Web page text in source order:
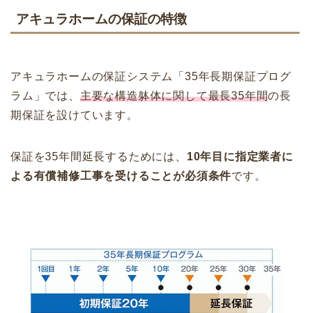
アキュラホームの保証の特徴
アキュラホームの保証システム「35年長期保証プログ
ラム」では、 主要な構造躰体に関して最長35年間の長
期保証を設けています。
保証を35年間延長するためには、 10年目に指定業者に
よる有償補修工事を受けることが必須条件です。